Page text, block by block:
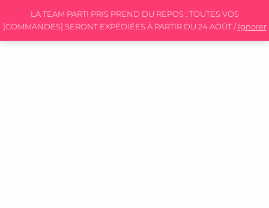
LA TEAM PARTI PRIS PREND DU REPOS : TOUTES VOS
[COMMANDES] SERONT EXPÉDIÉES À PARTIR DU 24 AOÛT / Ignorer